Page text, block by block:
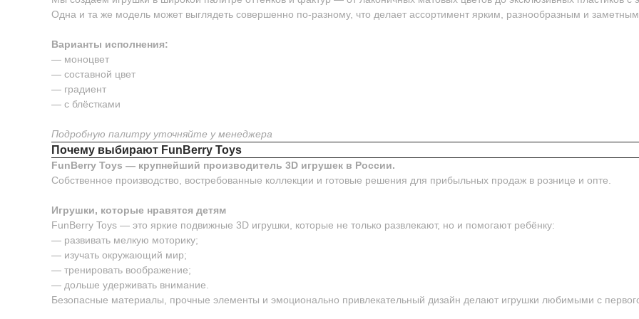
Одна и та же модель может выглядеть совершенно по-разному, что делает ассортимент ярким, разнообразным и заметным
Варианты исполнения:
— моноцвет
— составной цвет
— градиент
— с блёстками
Подробную палитру уточняйте у менеджера
Почему выбирают FunBerry Toys
FunBerry Toys — крупнейший производитель 3D игрушек в России.
Собственное производство, востребованные коллекции и готовые решения для прибыльных продаж в рознице и опте.
Игрушки, которые нравятся детям
FunBerry Toys — это яркие подвижные 3D игрушки, которые не только развлекают, но и помогают ребёнку:
— развивать мелкую моторику;
— изучать окружающий мир;
— тренировать воображение;
— дольше удерживать внимание.
Безопасные материалы, прочные элементы и эмоционально привлекательный дизайн делают игрушки любимыми с первого